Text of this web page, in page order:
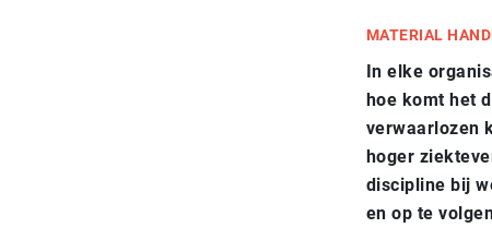
MATERIAL
In elke
hoe komt het
verwaarlozen
hoger
discipline bij
en op te